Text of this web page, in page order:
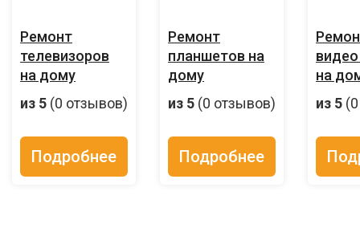
Ремонт
телевизоров
на дому
из 5 (0 отзывов)
Подробнее
Ремонт
планшетов на
дому
из 5 (0 отзывов)
Подробнее
на
из 5